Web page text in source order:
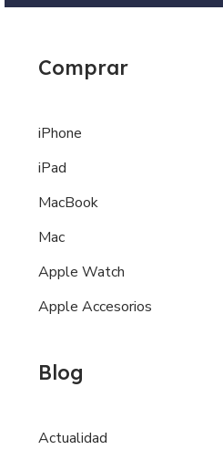
Comprar
iPhone
iPad
MacBook
Mac
Apple Watch
Apple Accesorios
Blog
Actualidad